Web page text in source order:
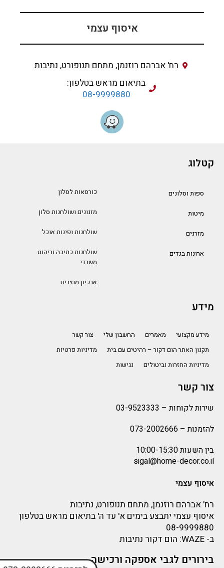
איסוף עצמי
רח' אברהם רוזנמן, מתחם תנופורט, נתיבות
בתיאום מראש בטלפון:
08-9999880
קטלוג
ספות וסלונים
מיטות
מזרנים
ארונות בגדים
כורסאות לסלון
מזנונים ושולחנות סלון
שולחנות ופינות אוכל
שולחנות כתיבה וריהוט
משרדי
ארכיון מוצרים
מידע
מידע מקצועי מאמרים החשבון שלי
צור קשר
תקנון האתר הום דקור – רהיטים עם בית
מדיניות פרטיות
מדיניות החזרות וביטולים
נגישות
צור קשר
שירות לקוחות – 03-9523333
להזמנות – 073-2002666
בין השעות 10:00-15:30
sigal@home-decor.co.il
איסוף עצמי
רח' אברהם רוזנמן, מתחם תנופורט, נתיבות
איסוף עצמי יתבצע בימים א' עד ה' בתיאום מראש בטלפון
08-9999880
ב- WAZE: הום דקור נתיבות
בירורים לגבי אספקה ורכישה